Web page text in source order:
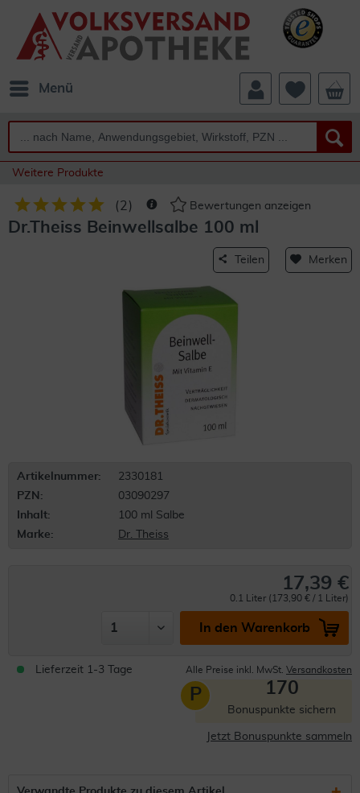
Menü
Weitere Produkte
(2 ) Bewertungen anzeigen
Dr.Theiss Beinwellsalbe 100 ml
Teilen Merken
Artikelnummer:
2330181
PZN:
03090297
Inhalt:
100 ml Salbe
Marke:
Dr. Theiss
17,39 €
0.1 Liter (173,90 € / 1 Liter)
In den Warenkorb
Lieferzeit 1-3 Tage Alle Preise inkl. MwSt. Versandkosten
P 170
Bonuspunkte sichern
Jetzt Bonuspunkte sammeln